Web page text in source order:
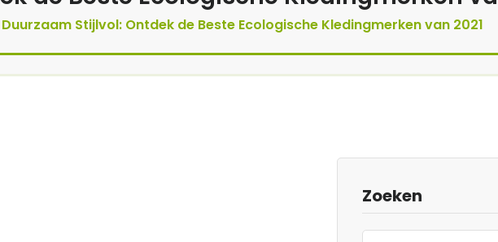
Duurzaam Stijlvol: Ontdek de Beste Ecologische Kledingmerken van 2021
Zoeken